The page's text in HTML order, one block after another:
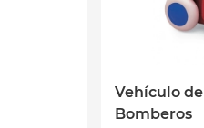
Vehículo
Bomberos